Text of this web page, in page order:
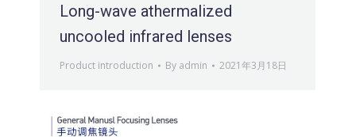
Long-wave athermalized
uncooled infrared lenses
Product introduction By admin 2021年3月18日